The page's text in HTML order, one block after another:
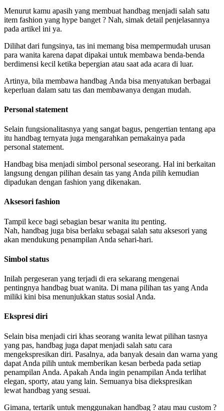
Menurut kamu apasih yang membuat handbag menjadi salah satu
item fashion yang hype banget ? Nah, simak detail penjelasannya
pada artikel ini ya.
Dilihat dari fungsinya, tas ini memang bisa mempermudah urusan
para wanita karena dapat dipakai untuk membawa benda-benda
berdimensi kecil ketika bepergian atau saat ada acara di luar.
Artinya, bila membawa handbag Anda bisa menyatukan berbagai
keperluan dalam satu tas dan membawanya dengan mudah.
Personal statement
Selain fungsionalitasnya yang sangat bagus, pengertian tentang apa
itu handbag ternyata juga mengarahkan pemakainya pada
personal statement.
Handbag bisa menjadi simbol personal seseorang. Hal ini berkaitan
langsung dengan pilihan desain tas yang Anda pilih kemudian
dipadukan dengan fashion yang dikenakan.
Aksesori fashion
Tampil kece bagi sebagian besar wanita itu penting.
Nah, handbag juga bisa berlaku sebagai salah satu aksesori yang
akan mendukung penampilan Anda sehari-hari.
Simbol status
Inilah pergeseran yang terjadi di era sekarang mengenai
pentingnya handbag buat wanita. Di mana pilihan tas yang Anda
miliki kini bisa menunjukkan status sosial Anda.
Ekspresi diri
Selain bisa menjadi ciri khas seorang wanita lewat pilihan tasnya
yang pas, handbag juga dapat menjadi salah satu cara
mengekspresikan diri. Pasalnya, ada banyak desain dan warna yang
dapat Anda pilih untuk memberikan kesan berbeda pada setiap
penampilan Anda. Apakah Anda ingin penampilan Anda terlihat
elegan, sporty, atau yang lain. Semuanya bisa diekspresikan
lewat handbag yang sesuai.
Gimana, tertarik untuk menggunakan handbag ? atau mau custom ?